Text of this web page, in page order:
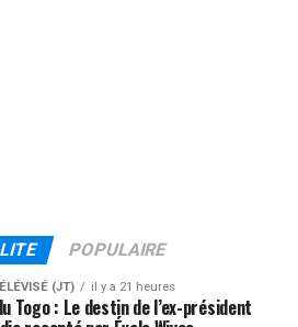
POPULAIRE
(JT) il y a 21 heures
Togo : Le destin de l’ex-président